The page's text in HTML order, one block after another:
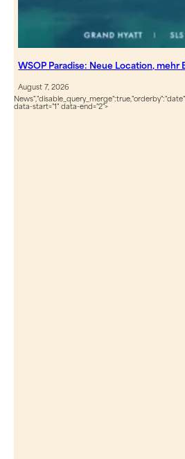
WSOP Paradise: Neue Location, mehr
August 7, 2026
data-start="1" data-end="2">